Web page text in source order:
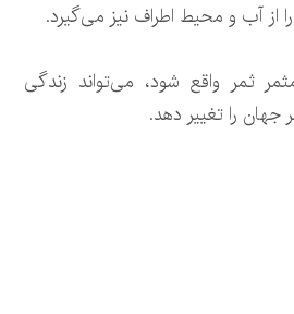
از آب و محیط اطراف نیز می‌گیرد.
ثمر واقع شود، می‌تواند زندگی
جهان را تغییر دهد.